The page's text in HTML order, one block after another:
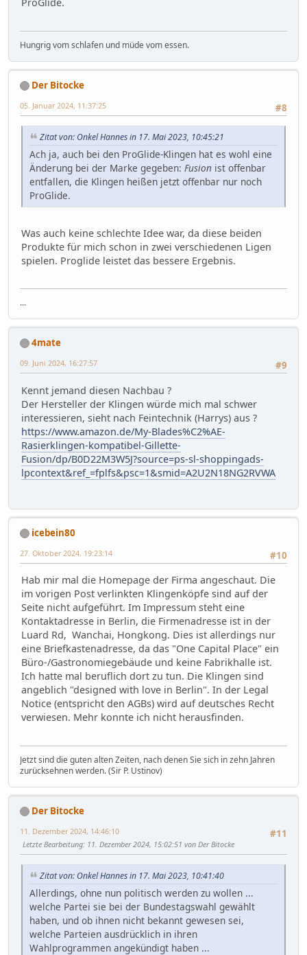
Hungrig vom schlafen und müde vom essen.
Der Bitocke
#8
05. Januar 2024, 11:37:25
Zitat von: Onkel Hannes in 17. Mai 2023, 10:45:21
Ach ja, auch bei den ProGlide-Klingen hat es wohl eine
Änderung bei der Marke gegeben: Fusion ist offenbar
entfallen, die Klingen heißen jetzt offenbar nur noch
ProGlide.
Was auch keine schlechte Idee war, da diese beiden
Produkte für mich schon in zwei verschiedenen Ligen
spielen. Proglide leistet das bessere Ergebnis.
...
4mate
#9
09. Juni 2024, 16:27:57
Kennt jemand diesen Nachbau ?
Der Hersteller der Klingen würde mich mal schwer
interessieren, sieht nach Feintechnik (Harrys) aus ?
https://www.amazon.de/My-Blades%C2%AE-
Rasierklingen-kompatibel-Gillette-
Fusion/dp/B0D22M3W5J?source=ps-sl-shoppingads-
lpcontext&ref_=fplfs&psc=1&smid=A2U2N18NG2RVWA
icebein80
#10
27. Oktober 2024, 19:23:14
Hab mir mal die Homepage der Firma angeschaut. Die
im vorigen Post verlinkten Klingenköpfe sind auf der
Seite nicht aufgeführt. Im Impressum steht eine
Kontaktadresse in Berlin, die Firmenadresse ist in der
Luard Rd, Wanchai, Hongkong. Dies ist allerdings nur
eine Briefkastenadresse, da das "One Capital Place" ein
Büro-/Gastronomiegebäude und keine Fabrikhalle ist.
Ich hatte mal beruflich dort zu tun. Die Klingen sind
angeblich "designed with love in Berlin". In der Legal
Notice (entspricht den AGBs) wird auf deutsches Recht
verwiesen. Mehr konnte ich nicht herausfinden.
Jetzt sind die guten alten Zeiten, nach denen Sie sich in zehn Jahren
zurücksehnen werden. (Sir P. Ustinov)
Der Bitocke
#11
11. Dezember 2024, 14:46:10
Letzte Bearbeitung: 11. Dezember 2024, 15:02:51 von Der Bitocke
Zitat von: Onkel Hannes in 17. Mai 2023, 10:41:40
Allerdings, ohne nun politisch werden zu wollen ...
welche Partei sie bei der Bundestagswahl gewählt
haben, und ob ihnen nicht bekannt gewesen sei,
welche Parteien ausdrücklich in ihren
Wahlprogrammen angekündigt haben ...